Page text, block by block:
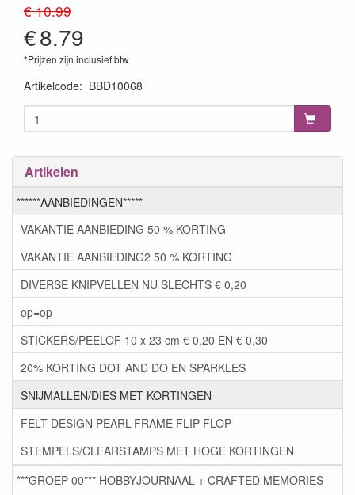
€ 10.99
€8.79
*Prijzen zijn inclusief btw
Artikelcode: BBD10068
Artikelen
******AANBIEDINGEN*****
VAKANTIE AANBIEDING 50 % KORTING
VAKANTIE AANBIEDING2 50 % KORTING
DIVERSE KNIPVELLEN NU SLECHTS € 0,20
op=op
STICKERS/PEELOF 10 x 23 cm € 0,20 EN € 0,30
20% KORTING DOT AND DO EN SPARKLES
SNIJMALLEN/DIES MET KORTINGEN
FELT-DESIGN PEARL-FRAME FLIP-FLOP
STEMPELS/CLEARSTAMPS MET HOGE KORTINGEN
***GROEP 00*** HOBBYJOURNAAL + CRAFTED MEMORIES